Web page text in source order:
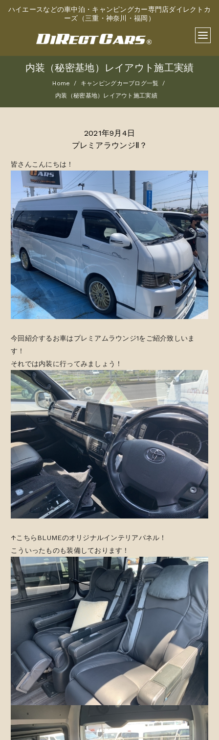
ハイエースなどの車中泊・キャンピングカー専門店ダイレクトカ
ーズ（三重・神奈川・福岡）
内装（秘密基地）レイアウト施工実績
Home
キャンピングカーブログ一覧
内装（秘密基地）レイアウト施工実績
2021年9月4日
プレミアラウンジⅡ？
皆さんこんにちは！
今回紹介するお車はプレミアムラウンジ1をご紹介致しいま
す！
それでは内装に行ってみましょう！
↑こちらBLUMEのオリジナルインテリアパネル！
こういったものも装備しております！